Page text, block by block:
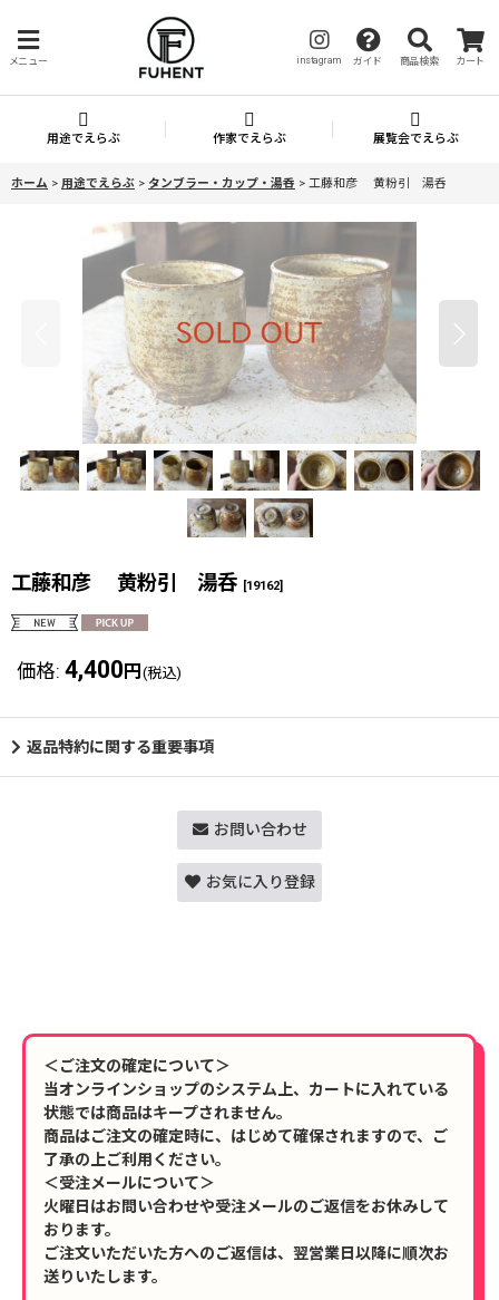
メニュー instagram ガイド 商品検索 カート
用途でえらぶ 作家でえらぶ 展覧会でえらぶ
ホーム > 用途でえらぶ > タンブラー・カップ・湯呑 > 工藤和彦 黄粉引 湯呑
工藤和彦 黄粉引 湯呑 [19162]
価格: 4,400 円 (税込)
返品特約に関する重要事項
お問い合わせ
お気に入り登録
＜ご注文の確定について＞
当オンラインショップのシステム上、カートに入れている
状態では商品はキープされません。
商品はご注文の確定時に、はじめて確保されますので、ご
了承の上ご利用ください。
＜受注メールについて＞
火曜日はお問い合わせや受注メールのご返信をお休みして
おります。
ご注文いただいた方へのご返信は、翌営業日以降に順次お
送りいたします。